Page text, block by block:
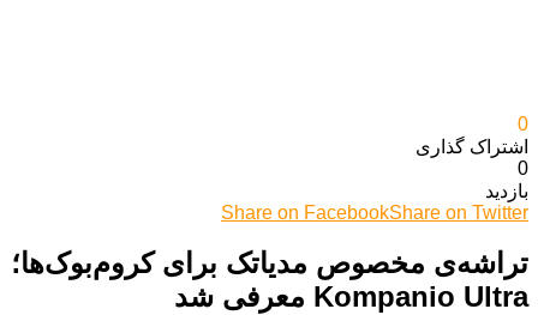
0
اشتراک گذاری‌
0
بازدید
Share on FacebookShare on Twitter
تراشه‌ی مخصوص مدیاتک برای کروم‌بوک‌ها؛
Kompanio Ultra معرفی شد